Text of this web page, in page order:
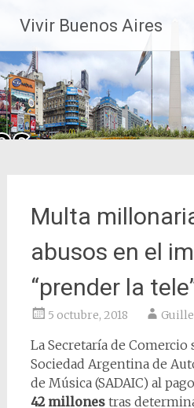
contenido
Vivir Buenos Aires
Multa
abusos en el
“prender la
5 octubre, 2018
La Secretaría de Comercio
Sociedad Argentina de
de Música (SADAIC) al
42 millonestras